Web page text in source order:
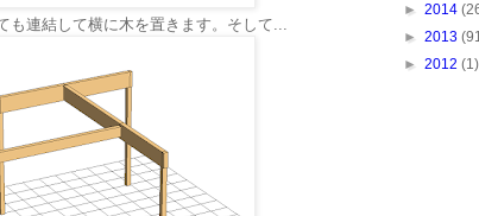
も連結して横に木を置きます。そして...
► 2014
► 2013
► 2012 (1)